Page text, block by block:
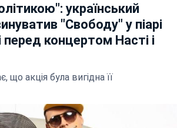
український
"Свободу" у піарі
перед концертом Насті і
акція була вигідна її